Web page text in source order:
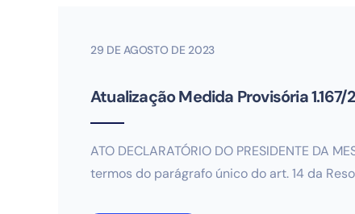
29 DE AGOSTO DE 2023
Atualização Medida Provisória 1.167/
ATO DECLARATÓRIO DO PRESIDENTE DA
termos do parágrafo único do art. 14 da